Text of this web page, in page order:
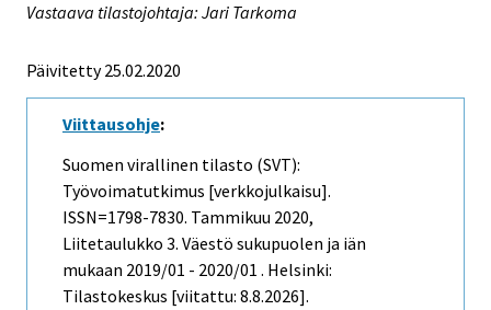
Vastaava tilastojohtaja: Jari Tarkoma
Päivitetty 25.02.2020
Viittausohje:
Suomen virallinen tilasto (SVT):
Työvoimatutkimus [verkkojulkaisu].
ISSN=1798-7830. Tammikuu 2020,
Liitetaulukko 3. Väestö sukupuolen ja iän
mukaan 2019/01 - 2020/01 . Helsinki:
Tilastokeskus [viitattu: 8.8.2026].